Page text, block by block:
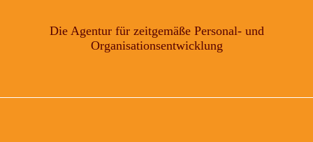
Die Agentur für zeitgemäße Personal- und
Organisationsentwicklung